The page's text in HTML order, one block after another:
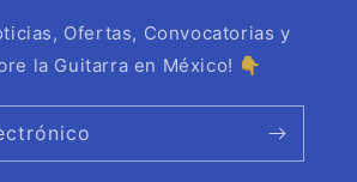
Ofertas, Convocatorias y
la Guitarra en México! 👇